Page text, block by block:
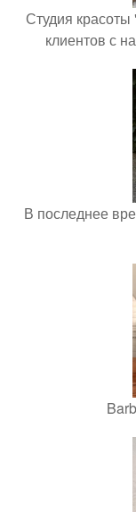
Студия
клиентов с
В последнее